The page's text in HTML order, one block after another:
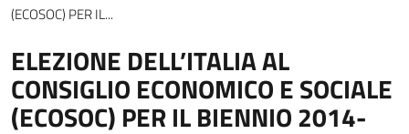
(ECOSOC) PER IL...
ELEZIONE DELL’ITALIA AL
CONSIGLIO ECONOMICO E SOCIALE
(ECOSOC) PER IL BIENNIO 2014-